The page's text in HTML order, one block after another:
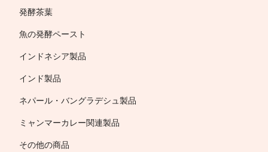
発酵茶葉
魚の発酵ペースト
インドネシア製品
インド製品
ネパール・バングラデシュ製品
ミャンマーカレー関連製品
その他の商品